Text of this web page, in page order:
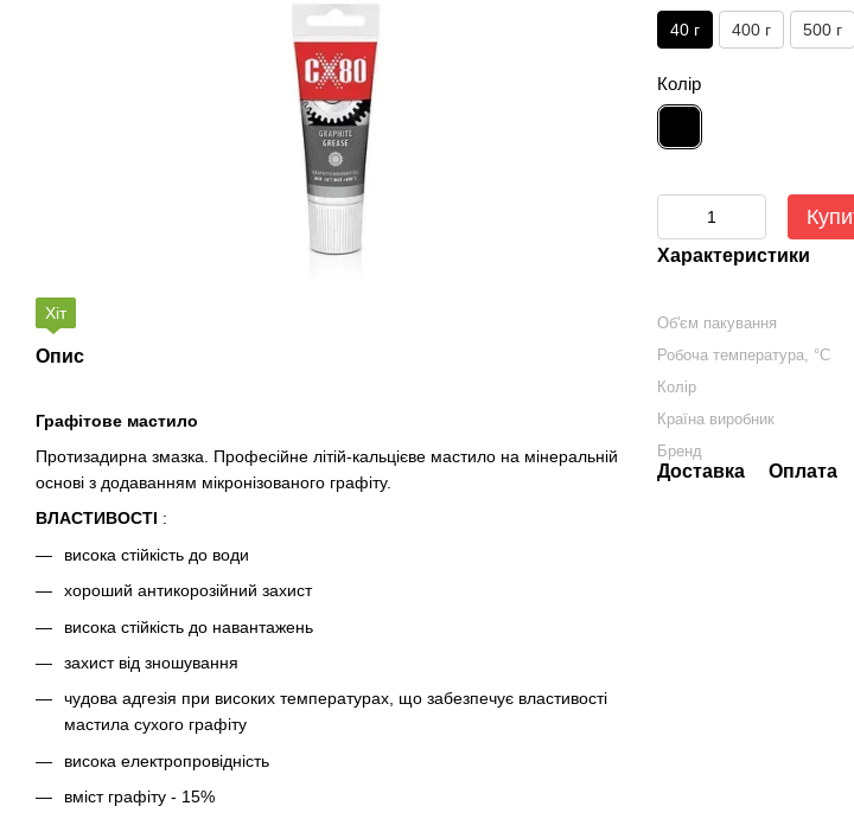
Хіт
Опис
Графітове мастило
Протизадирна змазка. Професійне літій-кальцієве мастило на мінеральній
основі з додаванням мікронізованого графіту.
ВЛАСТИВОСТІ :
висока стійкість до води
хороший антикорозійний захист
висока стійкість до навантажень
захист від зношування
чудова адгезія при високих температурах, що забезпечує властивості
мастила сухого графіту
висока електропровідність
вміст графіту - 15%
40 г 400 г 500 г
Колір
Характеристики
Об'єм пакування
Робоча температура, °C
Колір
Країна виробник
Бренд
Доставка Оплата